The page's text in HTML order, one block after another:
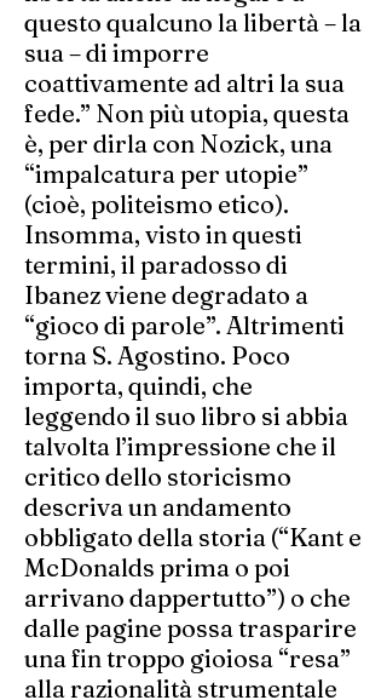
questo qualcuno la libertà – la
sua – di imporre
coattivamente ad altri la sua
fede.” Non più utopia, questa
è, per dirla con Nozick, una
“impalcatura per utopie”
(cioè, politeismo etico).
Insomma, visto in questi
termini, il paradosso di
Ibanez viene degradato a
“gioco di parole”. Altrimenti
torna S. Agostino. Poco
importa, quindi, che
leggendo il suo libro si abbia
talvolta l’impressione che il
critico dello storicismo
descriva un andamento
obbligato della storia (“Kant e
McDonalds prima o poi
arrivano dappertutto”) o che
dalle pagine possa trasparire
una fin troppo gioiosa “resa”
alla razionalità strumentale